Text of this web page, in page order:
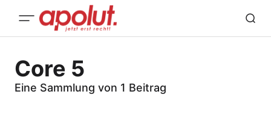
Core 5
Eine Sammlung von 1 Beitrag